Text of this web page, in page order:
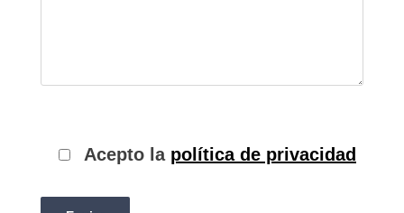
Acepto la política de privacidad